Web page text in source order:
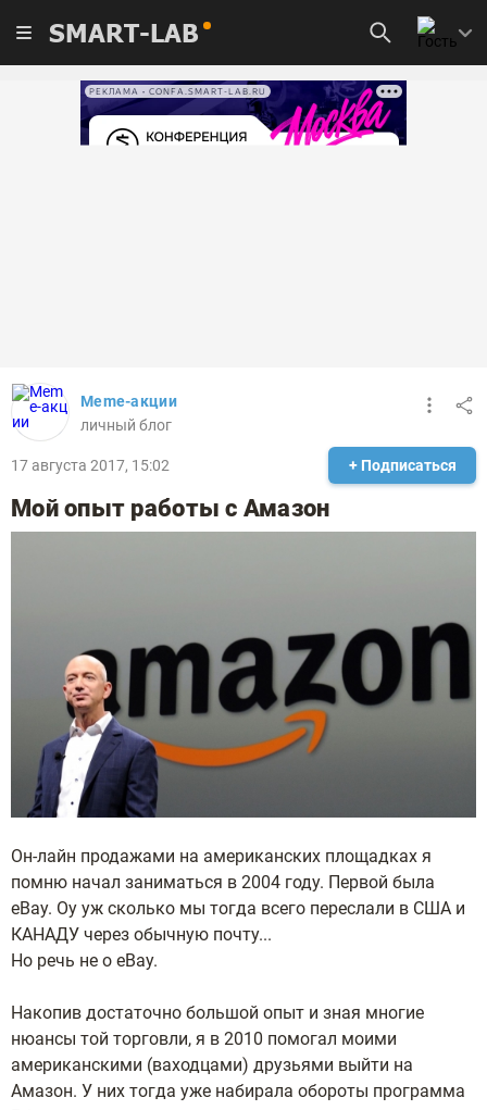
SMART-LAB
РЕКЛАМА • CONFA.SMART-LAB.RU
Meme-акции
личный блог
17 августа 2017, 15:02 + Подписаться
Мой опыт работы с Амазон
Он-лайн продажами на американских площадках я
помню начал заниматься в 2004 году. Первой была
eBay. Оу уж сколько мы тогда всего переслали в США и
КАНАДУ через обычную почту...
Но речь не о eBay.
Накопив достаточно большой опыт и зная многие
нюансы той торговли, я в 2010 помогал моими
американскими (ваходцами) друзьями выйти на
Амазон. У них тогда уже набирала обороты программа